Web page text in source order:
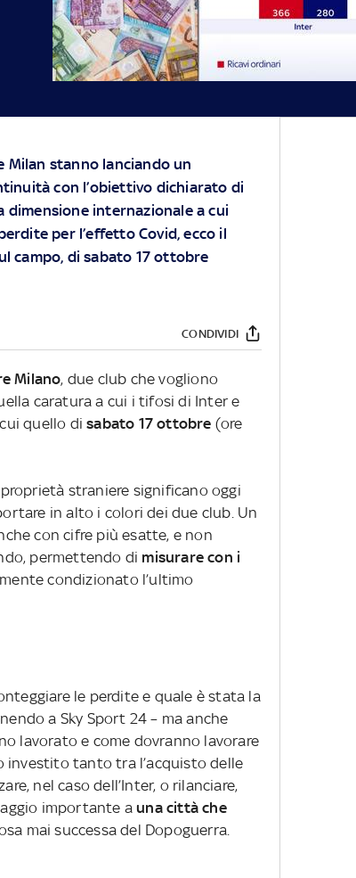
stanno lanciando un
con l’obiettivo dichiarato di
internazionale a cui
per l’effetto Covid, ecco il
campo, di sabato 17 ottobre
CONDIVIDI
Milano, due club che vogliono
caratura a cui i tifosi di Inter e
quello di sabato 17 ottobre (ore
straniere significano oggi
in alto i colori dei due club. Un
con cifre più esatte, e non
permettendo di misurare con i
condizionato l’ultimo
le perdite e quale è stata la
a Sky Sport 24 – ma anche
lavorato e come dovranno lavorare
investito tanto tra l’acquisto delle
nel caso dell’Inter, o rilanciare,
importante auna città che
mai successa del Dopoguerra.